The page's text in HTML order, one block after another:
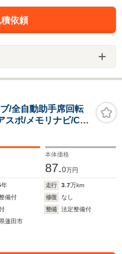
依頼
/全自動助手席回転
スポ/メモリナビ/CD
シート/純正アルミ/
本体価格
87.0万円
年 走行 3.7万km
備付 修復
なし
整備
法定整備付
蓮田市